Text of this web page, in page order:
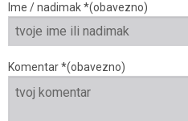
Ime / nadimak *(obavezno)
Komentar *(obavezno)